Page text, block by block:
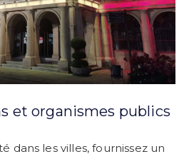
et organismes publics
dans les villes, fournissez un